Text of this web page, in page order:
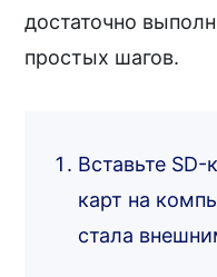
достаточно
простых шагов.
Вставьте SD-
карт на
стала